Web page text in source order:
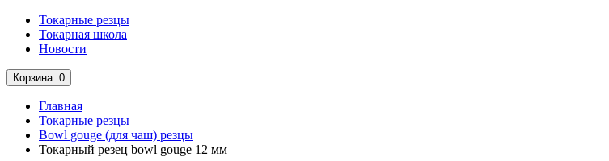
Токарные резцы
Токарная школа
Новости
Корзина: 0
Главная
Токарные резцы
Bowl gouge (для чаш) резцы
Токарный резец bowl gouge 12 мм